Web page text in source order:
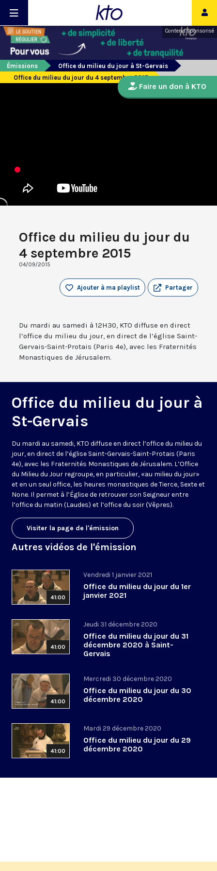
Contenu sponsorisé
Émissions
Office du milieu du jour à St-Gervais
Office du milieu du jour du 4 septembre 2015
Office du milieu du jour du
4 septembre 2015
04/09/2015
Partager
Ajouter à ma playlist
Du mardi au samedi à 12H30, KTO diffuse en direct
l’office du milieu du jour, en direct de l’église Saint-
Gervais-Saint-Protais (Paris 4e), avec les Fraternités
Monastiques de Jérusalem.
Office du milieu du jour à
St-Gervais
Du mardi au samedi, KTO diffuse en direct l’office du milieu du
jour, en direct de l’église Saint-Gervais-Saint-Protais (Paris
4e), avec les Fraternités Monastiques de Jérusalem. L’Office
du Milieu du Jour regroupe, en particulier, «au milieu du jour»
et en un seul office, les heures monastiques de Tierce, Sexte et
None. Il permet à l’Église de retrouver son Seigneur entre
l’office du matin (Laudes) et l’office du soir (Vêpres).
Visiter la page de l'émission
Autres vidéos de l'émission
41:00
Vendredi 1 janvier 2021
Office du milieu du jour du 1er
janvier 2021
41:00
Jeudi 31 décembre 2020
Office du milieu du jour du 31
décembre 2020 à Saint-
Gervais
41:00
Mercredi 30 décembre 2020
Office du milieu du jour du 30
décembre 2020
41:00
Mardi 29 décembre 2020
Office du milieu du jour du 29
décembre 2020
Faire un don à KTO